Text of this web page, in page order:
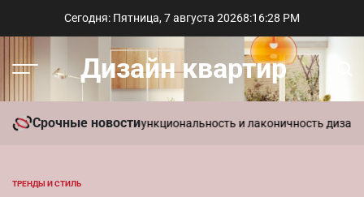
Сегодня: Пятница, 7 августа 20268:16:29 PM
Меню Дизайн квартир
Срочные новости
в интерьере: функциональность и лаконичность дизайна
ОПУБЛИКОВАНО
ТРЕНДЫ И СТИЛЬ